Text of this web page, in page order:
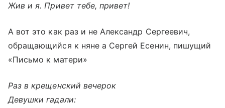
Жив и я. Привет тебе, привет!
А вот это как раз и не Александр Сергеевич,
обращающийся к няне а Сергей Есенин, пишущий
«Письмо к матери»
Раз в крещенский вечерок
Девушки гадали: